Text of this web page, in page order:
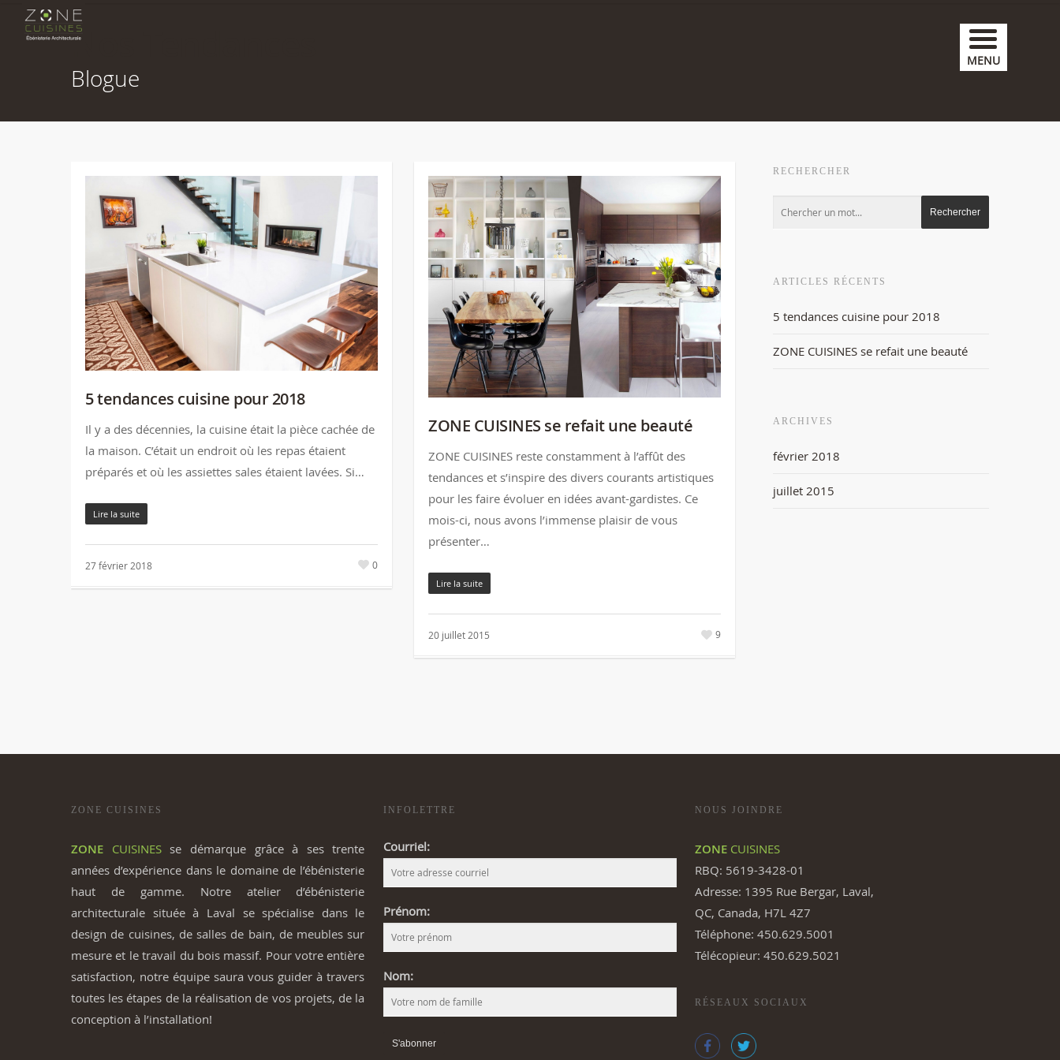
Nos Tendances
Blogue
5 tendances cuisine pour 2018
Il y a des décennies, la cuisine était la pièce cachée de
la maison. C’était un endroit où les repas étaient
préparés et où les assiettes sales étaient lavées. Si…
Lire la suite
27 février 2018 0
ZONE CUISINES se refait une beauté
ZONE CUISINES reste constamment à l’affût des
tendances et s’inspire des divers courants artistiques
pour les faire évoluer en idées avant-gardistes. Ce
mois-ci, nous avons l’immense plaisir de vous
présenter…
Lire la suite
20 juillet 2015 9
RECHERCHER
ARTICLES RÉCENTS
5 tendances cuisine pour 2018
ZONE CUISINES se refait une beauté
ARCHIVES
février 2018
juillet 2015
ZONE CUISINES
ZONE CUISINESse démarque grâce à ses trente
années d’expérience dans le domaine de l’ébénisterie
haut de gamme. Notre atelier d’ébénisterie
architecturale située à Laval se spécialise dans le
design de cuisines, de salles de bain, de meubles sur
mesure et le travail du bois massif. Pour votre entière
satisfaction, notre équipe saura vous guider à travers
toutes les étapes de la réalisation de vos projets, de la
conception à l’installation!
INFOLETTRE
Courriel:
Prénom:
Nom:
NOUS JOINDRE
ZONE CUISINES
RBQ: 5619-3428-01
Adresse: 1395 Rue Bergar, Laval,
QC, Canada, H7L 4Z7
Téléphone: 450.629.5001
Télécopieur: 450.629.5021
RÉSEAUX SOCIAUX
MENU